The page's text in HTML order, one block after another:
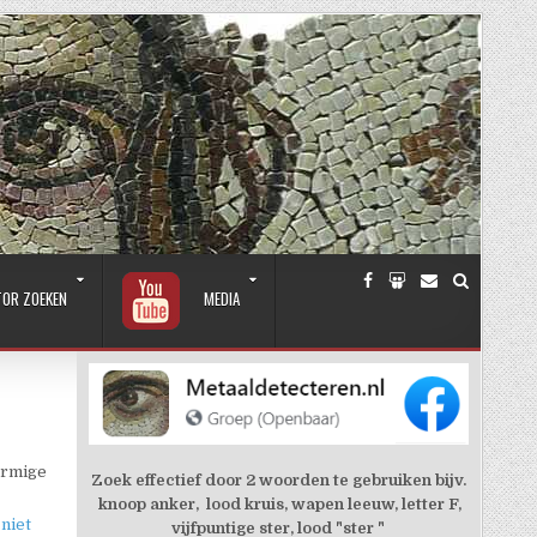
ZOEKEN MEDIA
niet
Zoek effectief door 2 woorden te gebruiken bijv.
knoop anker, lood kruis, wapen leeuw, letter F,
vijfpuntige ster, lood "ster "